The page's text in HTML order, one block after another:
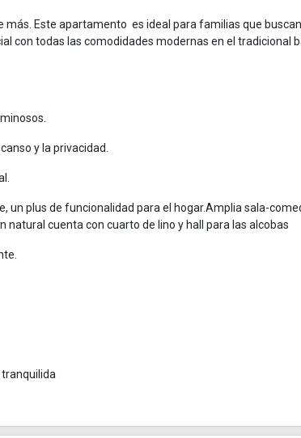
más. Este apartamento es ideal para familias que buscan
con todas las comodidades modernas en el tradicional
y la privacidad.
un plus de funcionalidad para el hogar.Amplia sala-
cuenta con cuarto de lino y hall para las alcobas